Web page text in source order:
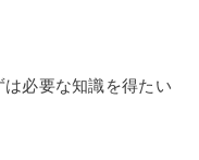
必要な知識を得たい